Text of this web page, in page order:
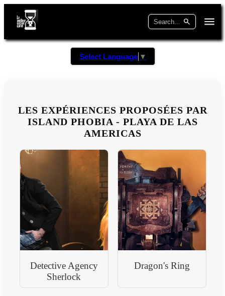
Select Language ▼
LES EXPÉRIENCES PROPOSÉES PAR
ISLAND PHOBIA - PLAYA DE LAS
AMERICAS
Detective Agency
Sherlock
Dragon's Ring